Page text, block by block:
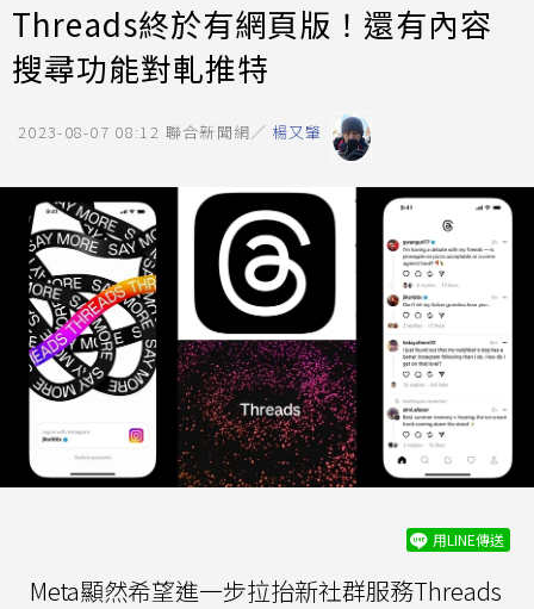
Threads終於有網頁版！還有內容
搜尋功能對軋推特
2023-08-07 08:12 聯合新聞網／ 楊又肇
用LINE傳送
Meta顯然希望進一步拉抬新社群服務Threads